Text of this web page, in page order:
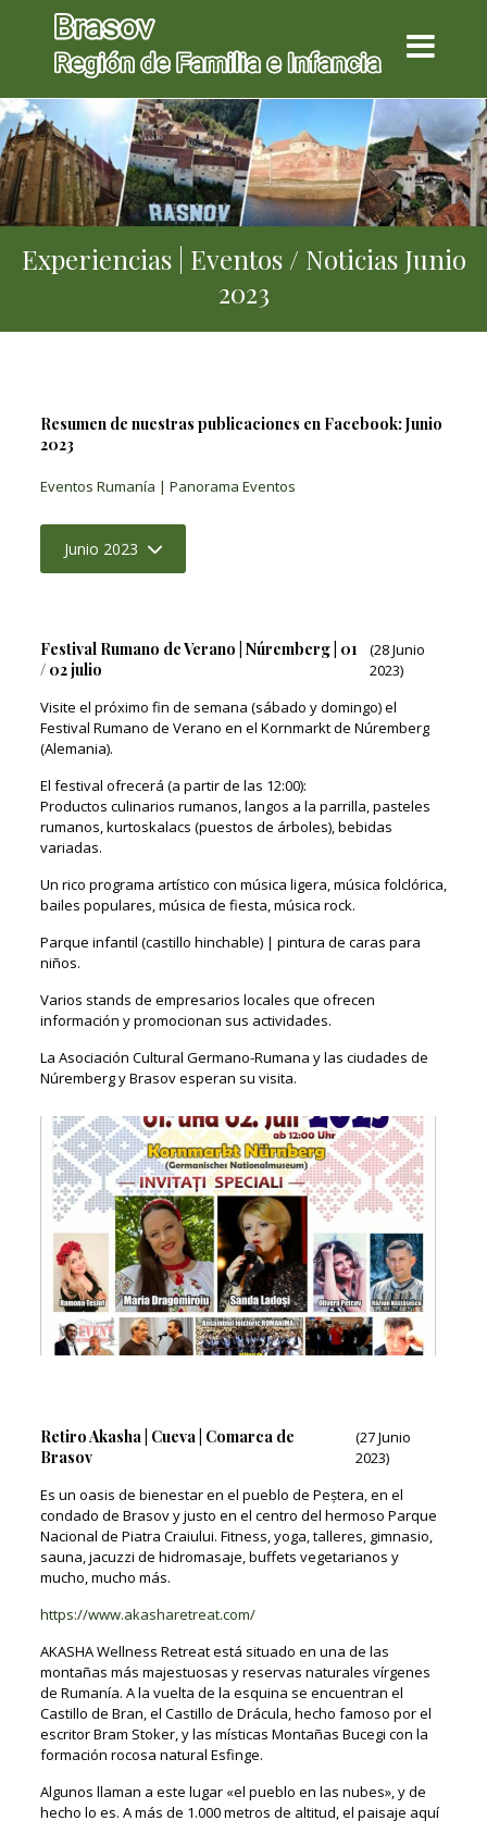
Experiencias | Eventos / Noticias Junio
2023
Resumen de nuestras publicaciones en Facebook: Junio
2023
Eventos Rumanía | Panorama Eventos
Junio 2023
Festival Rumano de Verano | Núremberg | 01
/ 02 julio
(28 Junio
2023)
Visite el próximo fin de semana (sábado y domingo) el
Festival Rumano de Verano en el Kornmarkt de Núremberg
(Alemania).
El festival ofrecerá (a partir de las 12:00):
Productos culinarios rumanos, langos a la parrilla, pasteles
rumanos, kurtoskalacs (puestos de árboles), bebidas
variadas.
Un rico programa artístico con música ligera, música folclórica,
bailes populares, música de fiesta, música rock.
Parque infantil (castillo hinchable) | pintura de caras para
niños.
Varios stands de empresarios locales que ofrecen
información y promocionan sus actividades.
La Asociación Cultural Germano-Rumana y las ciudades de
Núremberg y Brasov esperan su visita.
Retiro Akasha | Cueva | Comarca de
Brasov
(27 Junio
2023)
Es un oasis de bienestar en el pueblo de Peștera, en el
condado de Brasov y justo en el centro del hermoso Parque
Nacional de Piatra Craiului. Fitness, yoga, talleres, gimnasio,
sauna, jacuzzi de hidromasaje, buffets vegetarianos y
mucho, mucho más.
https://www.akasharetreat.com/
AKASHA Wellness Retreat está situado en una de las
montañas más majestuosas y reservas naturales vírgenes
de Rumanía. A la vuelta de la esquina se encuentran el
Castillo de Bran, el Castillo de Drácula, hecho famoso por el
escritor Bram Stoker, y las místicas Montañas Bucegi con la
formación rocosa natural Esfinge.
Algunos llaman a este lugar «el pueblo en las nubes», y de
hecho lo es. A más de 1.000 metros de altitud, el paisaje aquí